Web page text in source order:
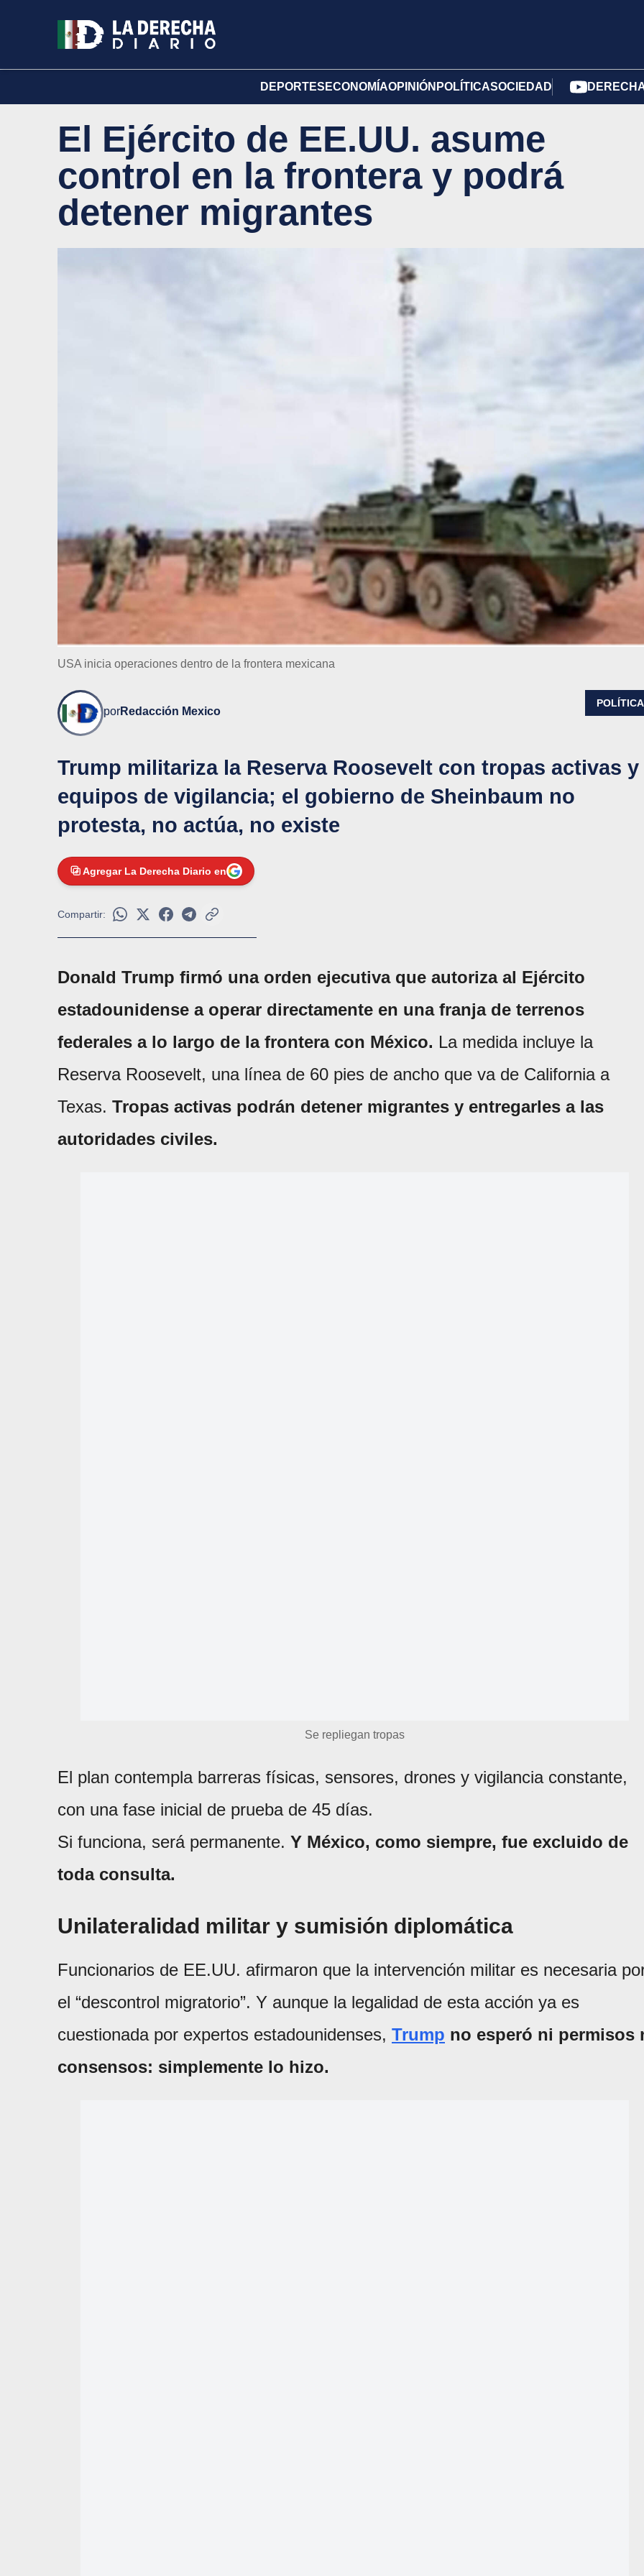
DEPORTES ECONOMÍAOPINIÓN POLÍTICASOCIEDAD
El Ejército de EE.UU. asume
control en la frontera y podrá
detener migrantes
USA inicia operaciones dentro de la frontera mexicana
porRedacción Mexico
POLÍTICA
Trump militariza la Reserva Roosevelt con tropas activas y
equipos de vigilancia; el gobierno de Sheinbaum no
protesta, no actúa, no existe
Agregar La Derecha Diario en
Compartir:
Donald Trump firmó una orden ejecutiva que autoriza al Ejército
estadounidense a operar directamente en una franja de terrenos
federales a lo largo de la frontera con México. La medida incluye la
Reserva Roosevelt, una línea de 60 pies de ancho que va de California a
Texas. Tropas activas podrán detener migrantes y entregarles a las
autoridades civiles.
Se repliegan tropas
El plan contempla barreras físicas, sensores, drones y vigilancia constante,
con una fase inicial de prueba de 45 días.
Si funciona, será permanente. Y México, como siempre, fue excluido de
toda consulta.
Unilateralidad militar y sumisión diplomática
Funcionarios de EE.UU. afirmaron que la intervención militar es necesaria
el “descontrol migratorio”. Y aunque la legalidad de esta acción ya es
cuestionada por expertos estadounidenses, Trump no esperó ni permisos
consensos: simplemente lo hizo.